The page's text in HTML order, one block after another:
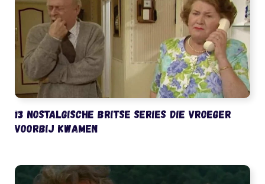
13 nostalgische Britse series die vroeger
voorbij kwamen